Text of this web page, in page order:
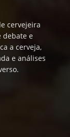
cervejeira
debate e
a cerveja,
e análises